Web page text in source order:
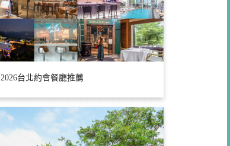
2026台北約會餐廳推薦